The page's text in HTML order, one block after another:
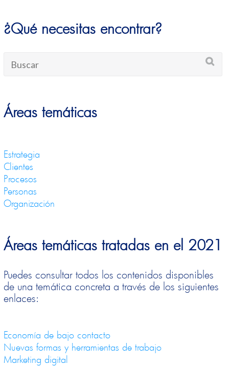
¿Qué necesitas encontrar?
Áreas temáticas
Estrategia
Clientes
Procesos
Personas
Organización
Áreas temáticas tratadas en el 2021
Puedes consultar todos los contenidos disponibles
de una temática concreta a través de los siguientes
enlaces:
Economía de bajo contacto
Nuevas formas y herramientas de trabajo
Marketing digital